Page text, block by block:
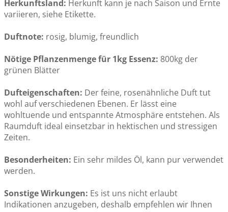
Herkunftsland: Herkunft kann je nach Saison und Ernte
variieren, siehe Etikette.
Duftnote: rosig, blumig, freundlich
Nötige Pflanzenmenge für 1kg Essenz: 800kg der
grünen Blätter
Dufteigenschaften: Der feine, rosenähnliche Duft tut
wohl auf verschiedenen Ebenen. Er lässt eine
wohltuende und entspannte Atmosphäre entstehen. Als
Raumduft ideal einsetzbar in hektischen und stressigen
Zeiten.
Besonderheiten: Ein sehr mildes Öl, kann pur verwendet
werden.
Sonstige Wirkungen: Es ist uns nicht erlaubt
Indikationen anzugeben, deshalb empfehlen wir Ihnen